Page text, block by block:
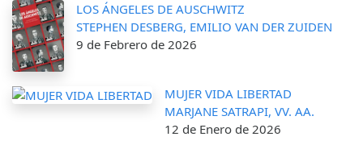
LOS ÁNGELES DE AUSCHWITZ
STEPHEN DESBERG, EMILIO VAN DER ZUIDEN
9 de Febrero de 2026
MUJER VIDA LIBERTAD
MARJANE SATRAPI, VV. AA.
12 de Enero de 2026